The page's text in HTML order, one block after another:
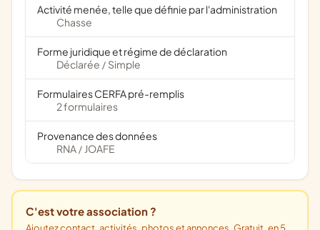
Activité menée, telle que définie par l'administration
Chasse
Forme juridique et régime de déclaration
Déclarée / Simple
Formulaires CERFA pré-remplis
2 formulaires
Provenance des données
RNA / JOAFE
C'est votre association ?